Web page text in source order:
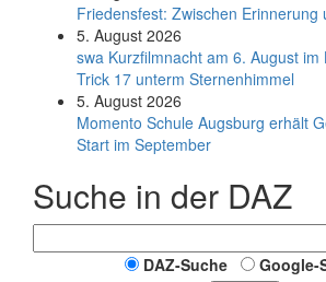
Friedensfest: Zwischen Erinnerung
5. August 2026
swa Kurz­film­nacht am 6. August im
Trick 17 unterm Sternen­himmel
5. August 2026
Momento Schule Augsburg erhält
Start im September
Suche in der DAZ
DAZ-Suche
Google-